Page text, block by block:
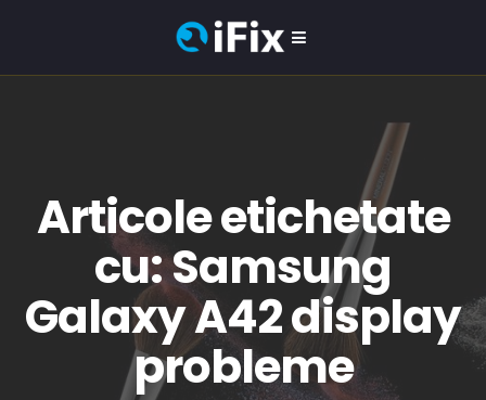
Articole etichetate
cu: Samsung
Galaxy A42 display
probleme